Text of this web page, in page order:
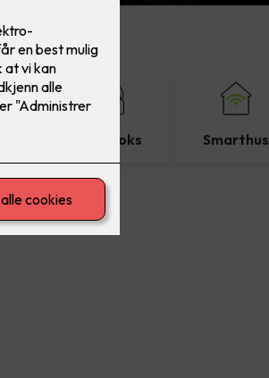
Ladeboks Smarthus